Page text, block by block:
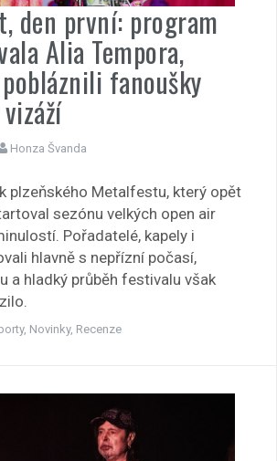
den první: program
Alia Tempora,
fanoušky
Honza Švanda
plzeňského Metalfestu, který opět
sezónu velkých open air
Pořadatelé, kapely i
hlavně s nepřízní počasí,
a hladký průběh festivalu však
, Novinky, Recenze